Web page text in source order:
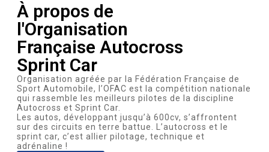
À propos de
l'Organisation
Française Autocross
Sprint Car
Organisation agréée par la Fédération Française de
Sport Automobile, l’OFAC est la compétition nationale
qui rassemble les meilleurs pilotes de la discipline
Autocross et Sprint Car.
Les autos, développant jusqu’à 600cv, s’affrontent
sur des circuits en terre battue. L’autocross et le
sprint car, c’est allier pilotage, technique et
adrénaline !